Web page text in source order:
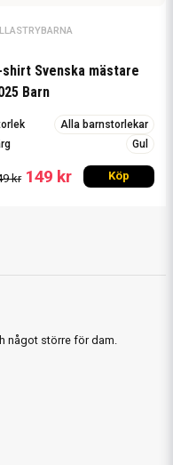
något större för dam.
shirt Svenska mästare
Barn
Alla barnstorlekar
Gul
kr 149 kr Köp